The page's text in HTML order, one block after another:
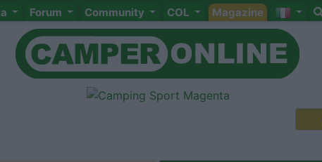
Forum Community COL Magazine